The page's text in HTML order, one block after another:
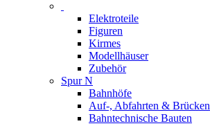
Elektroteile
Figuren
Kirmes
Modellhäuser
Zubehör
Spur N
Bahnhöfe
Auf-, Abfahrten & Brücken
Bahntechnische Bauten